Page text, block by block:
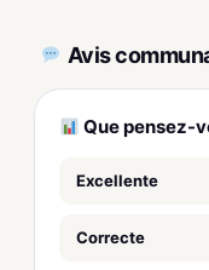
Avis
Que pensez-
Excellente
Correcte